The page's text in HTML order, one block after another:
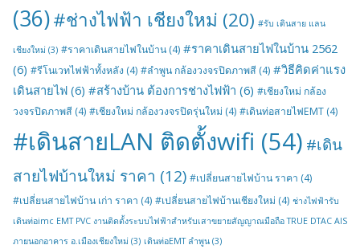
(36)#ช่างไฟฟ้า เชียงใหม่ (20) #รับ เดินสาย แลน
เชียงใหม่ (3) #ราคาเดินสายไฟในบ้าน (4) #ราคาเดินสายไฟในบ้าน 2562
(6) #รีโนเวทไฟฟ้าทั้งหลัง (4) #ลำพูน กล้องวงจรปิดภาพสี (4) #วิธีคิดค่าแรง
เดินสายไฟ (6) #สร้างบ้าน ต้องการช่างไฟฟ้า (6) #เชียงใหม่ กล้อง
วงจรปิดภาพสี (4) #เชียงใหม่ กล้องวงจรปิดรุ่นใหม่ (4) #เดินท่อสายไฟEMT (4)
#เดินสายLAN ติดตั้งwifi (54) #เดิน
สายไฟบ้านใหม่ ราคา (12) #เปลี่ยนสายไฟบ้าน ราคา (4)
#เปลี่ยนสายไฟบ้าน เก่า ราคา (4) #เปลี่ยนสายไฟบ้านเชียงใหม่ (4) ช่างไฟฟ้ารับ
เดินท่อimc EMT PVC งานติดตั้งระบบไฟฟ้าสำหรับเสาขยายสัญญาณมือถือ TRUE DTAC AIS
ภายนอกอาคาร อ.เมืองเชียงใหม่ (3) เดินท่อEMT ลำพูน (3)